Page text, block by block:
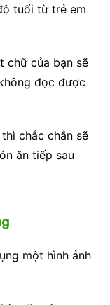
tuổi từ trẻ em
chữ của bạn sẽ
đọc được
chắc chắn sẽ
ăn tiếp sau
một hình ảnh